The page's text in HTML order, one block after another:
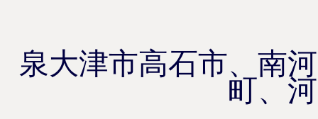
泉大津市高石市、南
町、